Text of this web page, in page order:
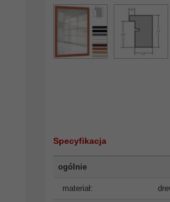
Specyfikacja
ogólnie
materiał: